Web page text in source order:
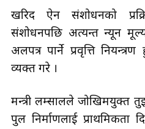
खरिद ऐन संशोधनको
संशोधनपछि अत्यन्त न्यून
अलपत्र पार्ने प्रवृत्ति
व्यक्त गरे ।
मन्त्री लम्सालले जोखिमयुक्त
पुल निर्माणलाई प्राथमिकता